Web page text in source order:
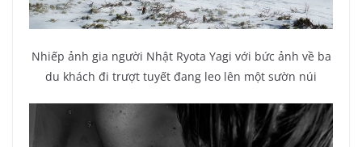
Nhiếp ảnh gia người Nhật Ryota Yagi với bức ảnh về ba
du khách đi trượt tuyết đang leo lên một sườn núi